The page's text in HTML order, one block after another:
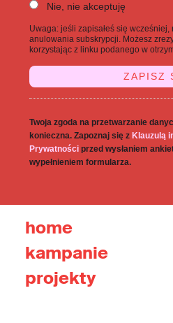
Nie, nie akceptuję
Uwaga: jeśli zapisałeś się
anulowania subskrypcji. Możesz
korzystając z linku podanego w
Twoja zgoda na przetwarzanie
konieczna. Zapoznaj się z Klauzulą
Prywatności przed wysłaniem
wypełnieniem formularza.
home
kampanie
projekty